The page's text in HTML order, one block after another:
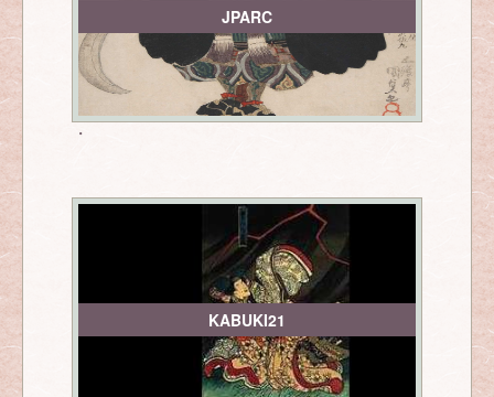
JPARC
・
KABUKI21